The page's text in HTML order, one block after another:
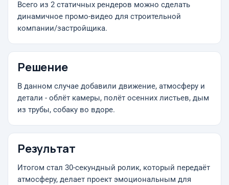
Всего из 2 статичных рендеров можно сделать
динамичное промо-видео для строительной
компании/застройщика.
Решение
В данном случае добавили движение, атмосферу и
детали - облёт камеры, полёт осенних листьев, дым
из трубы, собаку во вдоре.
Результат
Итогом стал 30-секундный ролик, который передаёт
атмосферу, делает проект эмоциональным для